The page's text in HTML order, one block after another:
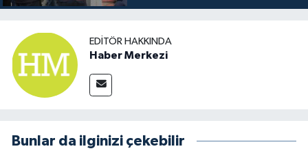
EDITÖR HAKKINDA
Haber Merkezi
Bunlar da ilginizi çekebilir